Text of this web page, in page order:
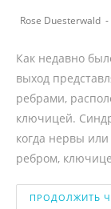
Rose Duesterwald
Как недавно
выход
ребрами,
ключицей.
когда нервы
ребром,
ПРОДОЛЖИТЬ